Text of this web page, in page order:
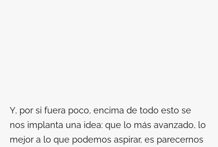
Y, por si fuera poco, encima de todo esto se
nos implanta una idea: que lo más avanzado, lo
mejor a lo que podemos aspirar, es parecernos